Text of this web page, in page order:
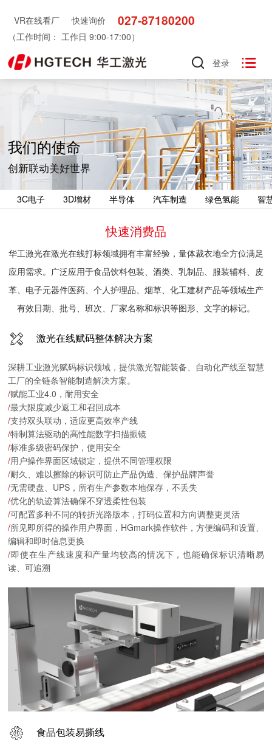
VR在线看厂 快速询价 027-87180200
（工作时间： 工作日 9:00-17:00）

登录
我们的使命
创新联动美好世界
3C电子 3D增材 半导体 汽车制造 绿色氢能 智
快速消费品
华工激光在激光在线打标领域拥有丰富经验，量体裁衣地全方位满足
应用需求。广泛应用于食品饮料包装、酒类、乳制品、服装辅料、皮
革、电子元器件医药、个人护理品、烟草、化工建材产品等领域生产
有效日期、批号、班次、厂家名称和标识等图形、文字的标记。
激光在线赋码整体解决方案
深耕工业激光赋码标识领域，提供激光智能装备、自动化产线至智慧
工厂的全链条智能制造解决方案。
/赋能工业4.0，耐用安全
/最大限度减少返工和召回成本
/支持双头联动，适应更高效率产线
/特制算法驱动的高性能数字扫描振镜
/标准多级密码保护，使用安全
/用户操作界面区域锁定，提供不同管理权限
/耐久、难以擦除的标识可防止产品伪造、保护品牌声誉
/无需硬盘、UPS，所有生产参数本地保存，不丢失
/优化的轨迹算法确保不穿透柔性包装
/可配置多种不同的转折光路版本，打码位置和方向调整更灵活
/所见即所得的操作用户界面，HGmark操作软件，方便编码和设置、
编辑和即时信息更换
/即使在生产线速度和产量均较高的情况下，也能确保标识清晰易
读、可追溯
食品包装易撕线